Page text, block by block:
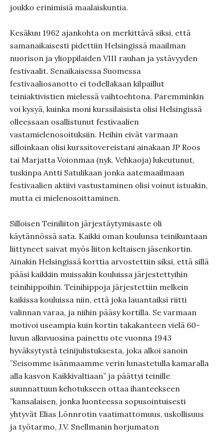
joukko erinimisiä maalaiskuntia.
Kesäkuu 1962 ajankohta on merkittävä siksi, että
samanaikaisesti pidettiin Helsingissä maailman
nuorison ja ylioppilaiden VIII rauhan ja ystävyyden
festivaalit. Senaikaisessa Suomessa
festivaaliosanotto ei todellakaan kilpaillut
teiniaktivistien mielessä vaihtoehtona. Paremminkin
voi kysyä, kuinka moni kurssilaisista olisi Helsingissä
olleessaan osallistunut festivaalien
vastamielenosoituksiin. Heihin eivät varmaan
silloinkaan olisi kurssitovereistani ainakaan JP Roos
tai Marjatta Voionmaa (nyk. Vehkaoja) lukeutunut,
tuskinpa Antti Satulikaan jonka aatemaailmaan
festivaalien aktiivi vastustaminen olisi voinut istuakin,
mutta ei mielenosoittaminen.
Silloisen Teiniliiton järjestäytymisaste oli
käytännössä sata. Kaikki oman koulunsa teinikuntaan
liittyneet saivat myös liiton keltaisen jäsenkortin.
Ainakin Helsingissä korttia arvostettiin siksi, että sillä
pääsi kaikkiin muissakin kouluissa järjestettyihin
teinihippoihin. Teinihippoja järjestettiin melkein
kaikissa kouluissa niin, että joka lauantaiksi riitti
valinnan varaa, ja niihin pääsy kortilla. Se varmaan
motivoi useampia kuin kortin takakanteen vielä 60-
luvun alkuvuosina painettu ote vuonna 1943
hyväksytystä teinijulistuksesta, joka alkoi sanoin
”Seisomme isänmaamme verin lunastetulla kamaralla
alla kasvon Kaikkivaltiaan” ja päättyi teinille
suunnattuun kehotukseen ottaa ihanteekseen
”kansalaisen, jonka luonteessa sopusointuisesti
yhtyvät Elias Lönnrotin vaatimattomuus, uskollisuus
ja työtarmo, J.V. Snellmanin horjumaton